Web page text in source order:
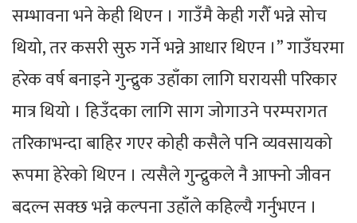
सम्भावना भने केही थिएन । गाउँमै केही गरौँ भन्ने सोच
थियो, तर कसरी सुरु गर्ने भन्ने आधार थिएन ।” गाउँघरमा
हरेक वर्ष बनाइने गुन्द्रुक उहाँका लागि घरायसी परिकार
मात्र थियो । हिउँदका लागि साग जोगाउने परम्परागत
तरिकाभन्दा बाहिर गएर कोही कसैले पनि व्यवसायको
रूपमा हेरेको थिएन । त्यसैले गुन्द्रुकले नै आफ्नो जीवन
बदल्न सक्छ भन्ने कल्पना उहाँले कहिल्यै गर्नुभएन ।